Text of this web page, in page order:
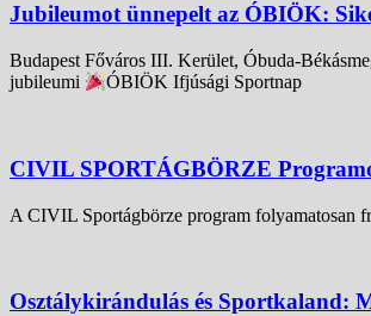
Jubileumot ünnepelt az ÓBIÖK:
Budapest Főváros III. Kerület, Óbuda-
jubileumi
ÓBIÖK Ifjúsági Sportnap
CIVIL SPORTÁGBÖRZE
A CIVIL Sportágbörze program folyamatosan
Osztálykirándulás és Sportkaland: